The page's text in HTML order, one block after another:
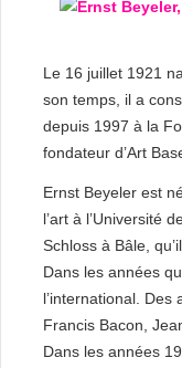
Le 16 juillet 1921
son temps, il a
depuis 1997 à la
fondateur d’Art
Ernst Beyeler est
l’art à l’Université
Schloss à Bâle,
Dans les années
l’international.
Francis Bacon,
Dans les années